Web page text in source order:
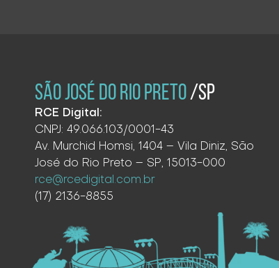
SÃO JOSÉ DO RIO PRETO/SP
RCE Digital:
CNPJ: 49.066.103/0001-43
Av. Murchid Homsi, 1404 – Vila Diniz, São
José do Rio Preto – SP, 15013-000
rce@rcedigital.com.br
(17) 2136-8855